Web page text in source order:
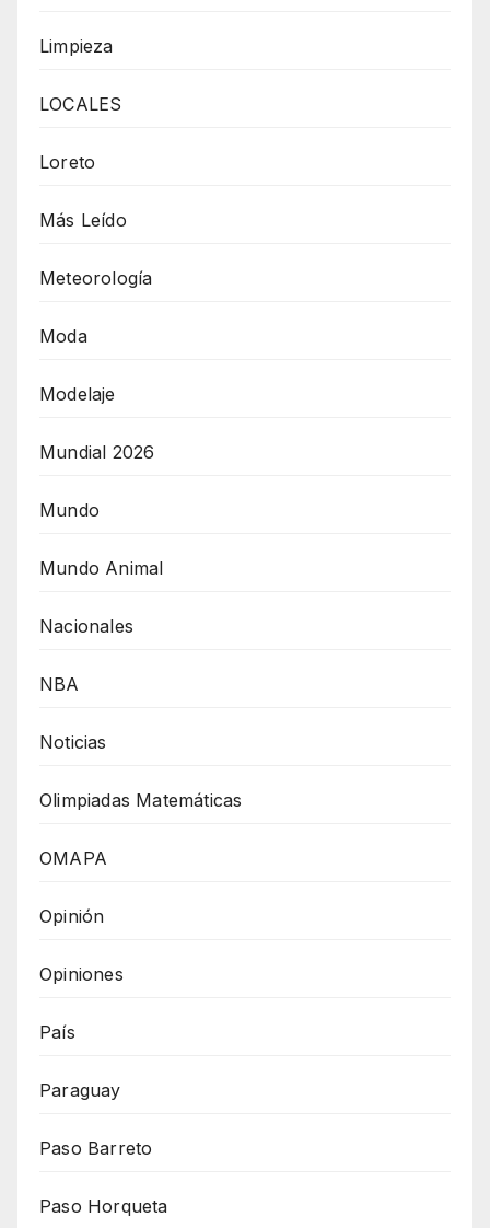
Limpieza
LOCALES
Loreto
Más Leído
Meteorología
Moda
Modelaje
Mundial 2026
Mundo
Mundo Animal
Nacionales
NBA
Noticias
Olimpiadas Matemáticas
OMAPA
Opinión
Opiniones
País
Paraguay
Paso Barreto
Paso Horqueta